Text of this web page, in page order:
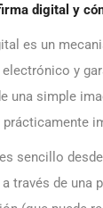
digital y
es un
y
una simple
prácticamente
sencillo
través de una